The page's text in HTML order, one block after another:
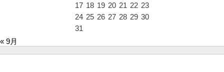
17 18 19 20 21 22 23
24 25 26 27 28 29 30
31
« 9月